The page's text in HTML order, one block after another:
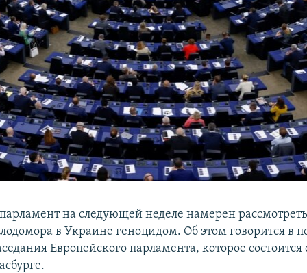
на следующей неделе намерен
в Украине геноцидом. Об этом говорится в
Европейского парламента, которое состоится